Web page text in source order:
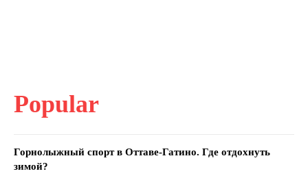
Popular
Горнолыжный спорт в Оттаве-Гатино. Где отдохнуть
зимой?